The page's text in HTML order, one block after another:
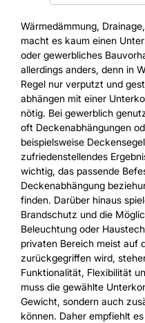
Wärmedämmung,
macht es kaum einen
oder gewerbliches
allerdings anders, denn in
Regel nur verputzt und
abhängen mit einer
nötig. Bei gewerblich
oft Deckenabhängungen
beispielsweise
zufriedenstellendes
wichtig, das passende
Deckenabhängung
finden. Darüber hinaus
Brandschutz und die
Beleuchtung oder
privaten Bereich meist auf
zurückgegriffen wird,
Funktionalität, Flexibilität
muss die gewählte
Gewicht, sondern auch
können. Daher empfiehlt